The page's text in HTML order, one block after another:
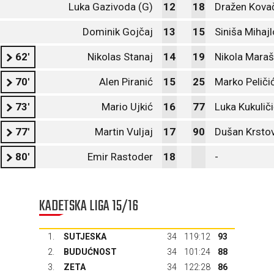
Luka Gazivoda (G)
12 18 Dražen
Dominik Gojčaj 13 15 Siniša
62' Nikolas Stanaj 14 19 Nikola Maraš
70' Alen Piranić 15 25 Marko
73' Mario Ujkić 16 77 Luka
77' Martin Vuljaj 17 90 Dušan
80' Emir Rastoder 18 -
KADETSKA LIGA 15/16
1. SUTJESKA 34 119:12
93
2.
BUDUĆNOST 34 101:24
88
3.
ZETA 34 122:28
86